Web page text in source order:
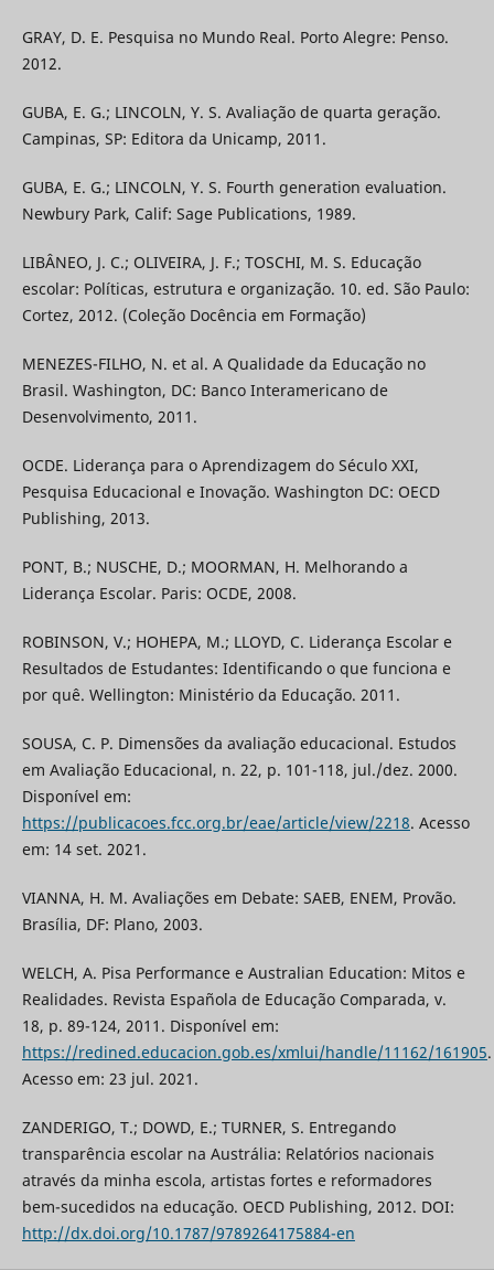
GRAY, D. E. Pesquisa no Mundo Real. Porto Alegre: Penso.
2012.
GUBA, E. G.; LINCOLN, Y. S. Avaliação de quarta geração.
Campinas, SP: Editora da Unicamp, 2011.
GUBA, E. G.; LINCOLN, Y. S. Fourth generation evaluation.
Newbury Park, Calif: Sage Publications, 1989.
LIBÂNEO, J. C.; OLIVEIRA, J. F.; TOSCHI, M. S. Educação
escolar: Políticas, estrutura e organização. 10. ed. São Paulo:
Cortez, 2012. (Coleção Docência em Formação)
MENEZES-FILHO, N. et al. A Qualidade da Educação no
Brasil. Washington, DC: Banco Interamericano de
Desenvolvimento, 2011.
OCDE. Liderança para o Aprendizagem do Século XXI,
Pesquisa Educacional e Inovação. Washington DC: OECD
Publishing, 2013.
PONT, B.; NUSCHE, D.; MOORMAN, H. Melhorando a
Liderança Escolar. Paris: OCDE, 2008.
ROBINSON, V.; HOHEPA, M.; LLOYD, C. Liderança Escolar e
Resultados de Estudantes: Identificando o que funciona e
por quê. Wellington: Ministério da Educação. 2011.
SOUSA, C. P. Dimensões da avaliação educacional. Estudos
em Avaliação Educacional, n. 22, p. 101-118, jul./dez. 2000.
Disponível em:
https://publicacoes.fcc.org.br/eae/article/view/2218. Acesso
em: 14 set. 2021.
VIANNA, H. M. Avaliações em Debate: SAEB, ENEM, Provão.
Brasília, DF: Plano, 2003.
WELCH, A. Pisa Performance e Australian Education: Mitos e
Realidades. Revista Española de Educação Comparada, v.
18, p. 89-124, 2011. Disponível em:
https://redined.educacion.gob.es/xmlui/handle/11162/161905.
Acesso em: 23 jul. 2021.
ZANDERIGO, T.; DOWD, E.; TURNER, S. Entregando
transparência escolar na Austrália: Relatórios nacionais
através da minha escola, artistas fortes e reformadores
bem-sucedidos na educação. OECD Publishing, 2012. DOI:
http://dx.doi.org/10.1787/9789264175884-en